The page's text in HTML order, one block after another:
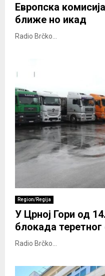
Европска
ближе но икад
Radio Brčko...
Region/Regija
У Црној Гори од
блокада теретног
Radio Brčko...